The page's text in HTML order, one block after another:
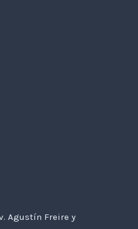
Agustín Freire y